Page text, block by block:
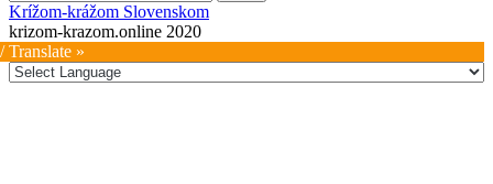
Krížom-krážom Slovenskom
krizom-krazom.online 2020
Translate »